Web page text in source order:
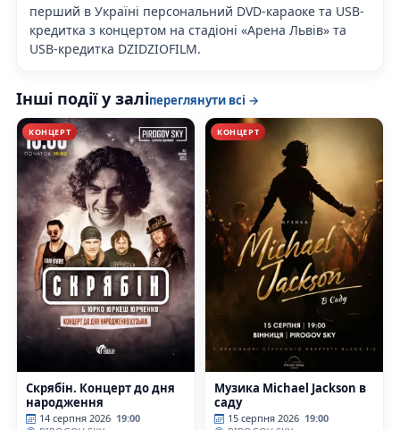
перший в Україні персональний DVD-караоке та USB-
кредитка з концертом на стадіоні «Арена Львів» та
USB-кредитка DZIDZIOFILM.
Інші події у заліпереглянути всі →
КОНЦЕРТ
Скрябін. Концерт до дня
народження
14 серпня 2026 19:00
КОНЦЕРТ
Музика Michael Jackson в
саду
15 серпня 2026 19:00